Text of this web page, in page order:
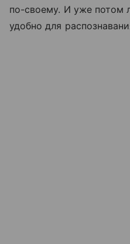
по-своему. И уже потом
удобно для